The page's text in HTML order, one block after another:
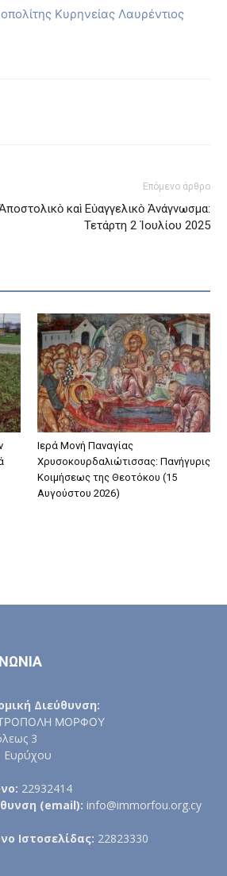
Κυρηνείας Λαυρέντιος
Επόμενο άρθρο
καὶ Εὐαγγελικὸ Ἀνάγνωσμα:
Τετάρτη 2 Ἰουλίου 2025
Ιερά Μονή Παναγίας
Χρυσοκουρδαλιώτισσας: Πανήγυρις
Κοιμήσεως της Θεοτόκου (15
Αυγούστου 2026)
Διεύθυνση:
ΜΟΡΦΟΥ
3
Ευρύχου
22932414
(email): info@immorfou.org.cy
Ιστοσελίδας: 22823330